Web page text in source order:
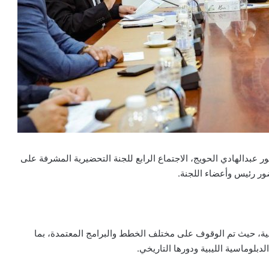
عبدالهادي الحويج، الاجتماع الرابع للجنة التحضيرية المشرفة على
رئيس وأعضاء اللجنة.
حيث تم الوقوف على مختلف الخطط والبرامج المعتمدة، بما
الليبية ودورها التاريخي.